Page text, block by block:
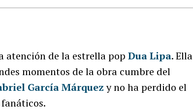
atención de la estrella popDua Lipa. Ella
momentos de la obra cumbre del
García Márquez y no ha perdido el